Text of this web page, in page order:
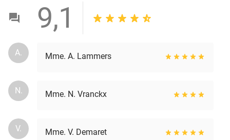
9,1
A. Mme. A. Lammers
N. Mme. N. Vranckx
V.
Mme. V. Demaret